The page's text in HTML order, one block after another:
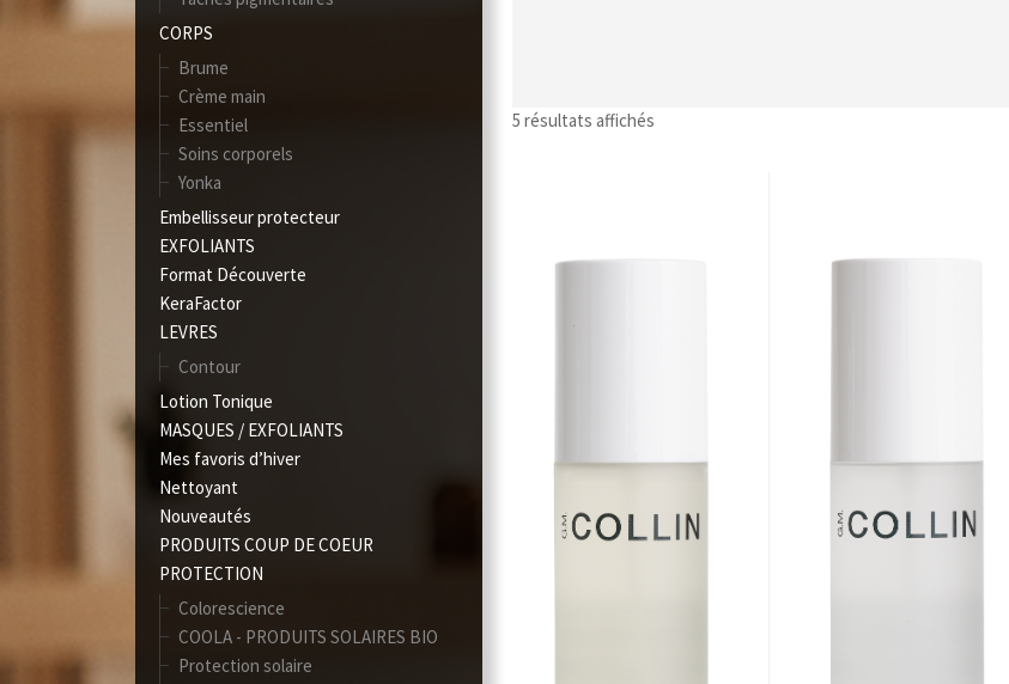
CORPS
Brume
Crème main
Essentiel
Soins corporels
Yonka
Embellisseur protecteur
EXFOLIANTS
Format Découverte
KeraFactor
LEVRES
Contour
Lotion Tonique
MASQUES / EXFOLIANTS
Mes favoris d’hiver
Nettoyant
Nouveautés
PRODUITS COUP DE COEUR
PROTECTION
Colorescience
COOLA - PRODUITS SOLAIRES BIO
Protection solaire
5 résultats affichés